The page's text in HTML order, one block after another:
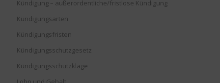
Kündigung – außerordentliche/fristlose Kündigung
Kündigungsarten
Kündigungsfristen
Kündigungsschutzgesetz
Kündigungsschutzklage